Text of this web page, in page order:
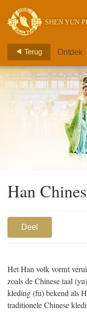
SHEN YUN
Terug Ontdek
Han
Deel
Het Han volk vormt
zoals de Chinese taal
kleding (fu) bekend als
traditionele Chinese